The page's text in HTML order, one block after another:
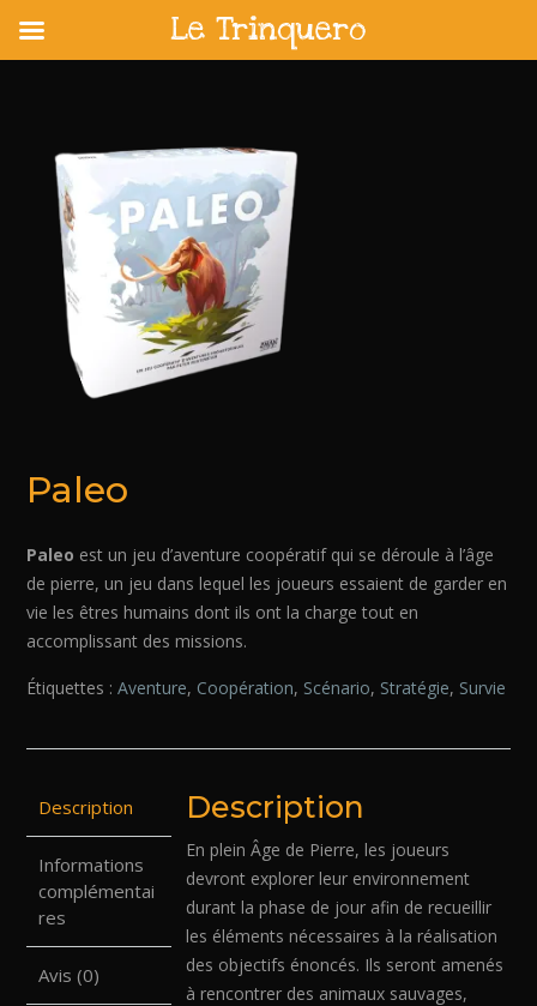
Paleo
Paleo est un jeu d’aventure coopératif qui se déroule à l’âge
de pierre, un jeu dans lequel les joueurs essaient de garder en
vie les êtres humains dont ils ont la charge tout en
accomplissant des missions.
Étiquettes : Aventure, Coopération, Scénario, Stratégie, Survie
Description
Informations
complémentai
res
Avis (0)
Description
En plein Âge de Pierre, les joueurs
devront explorer leur environnement
durant la phase de jour afin de recueillir
les éléments nécessaires à la réalisation
des objectifs énoncés. Ils seront amenés
à rencontrer des animaux sauvages,
Le Trinquero